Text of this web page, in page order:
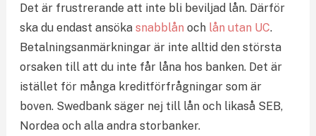
Det är frustrerande att inte bli beviljad lån. Därför
ska du endast ansöka snabblån och lån utan UC.
Betalningsanmärkningar är inte alltid den största
orsaken till att du inte får låna hos banken. Det är
istället för många kreditförfrågningar som är
boven. Swedbank säger nej till lån och likaså SEB,
Nordea och alla andra storbanker.